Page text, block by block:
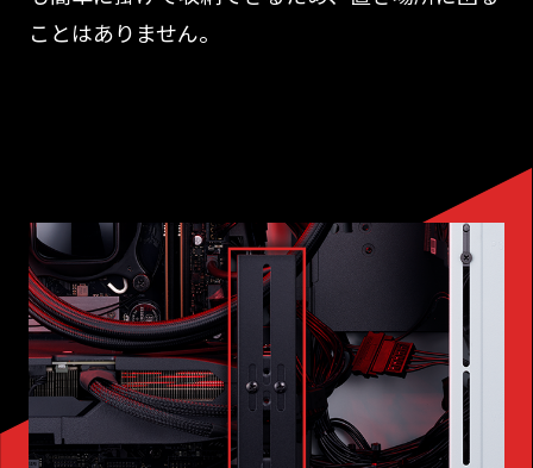
ことはありません。